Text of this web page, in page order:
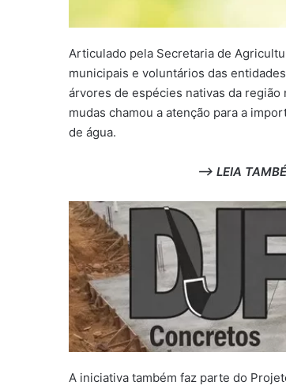
Articulado pela Secretaria de
municipais e voluntários das
árvores de espécies nativas da região
mudas chamou a atenção para a
de água.
–> LEIA
A iniciativa também faz parte do